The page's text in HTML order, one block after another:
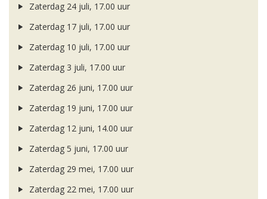
Zaterdag 24 juli, 17.00 uur
Zaterdag 17 juli, 17.00 uur
Zaterdag 10 juli, 17.00 uur
Zaterdag 3 juli, 17.00 uur
Zaterdag 26 juni, 17.00 uur
Zaterdag 19 juni, 17.00 uur
Zaterdag 12 juni, 14.00 uur
Zaterdag 5 juni, 17.00 uur
Zaterdag 29 mei, 17.00 uur
Zaterdag 22 mei, 17.00 uur